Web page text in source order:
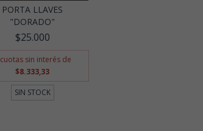
PORTA LLAVES
"DORADO"
$25.000
cuotas sin interés de
$8.333,33
SIN STOCK